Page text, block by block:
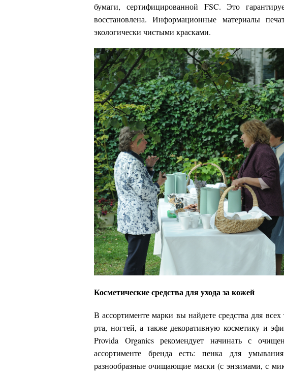
бумаги, сертифицированной FSC. Это
восстановлена. Информационные материалы
экологически чистыми красками.
Косметические средства для ухода за кожей
В ассортименте марки вы найдете средства для
рта, ногтей, а также декоративную косметику и
Provida Organics рекомендует начинать с
ассортименте бренда есть: пенка для
разнообразные очищающие маски (с энзимами, с